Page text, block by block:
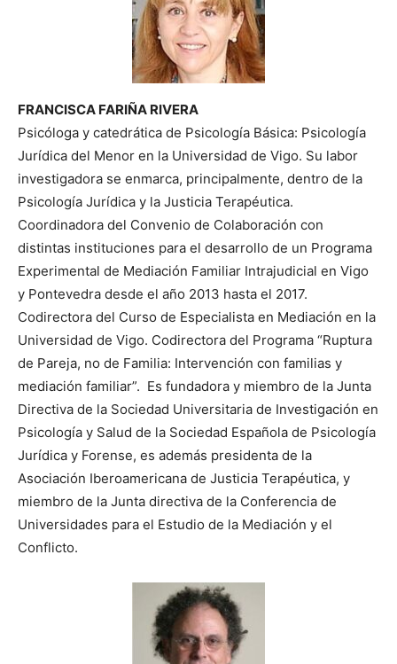
FRANCISCA FARIÑA RIVERA
Psicóloga y catedrática de Psicología Básica: Psicología
Jurídica del Menor en la Universidad de Vigo. Su labor
investigadora se enmarca, principalmente, dentro de la
Psicología Jurídica y la Justicia Terapéutica.
Coordinadora del Convenio de Colaboración con
distintas instituciones para el desarrollo de un Programa
Experimental de Mediación Familiar Intrajudicial en Vigo
y Pontevedra desde el año 2013 hasta el 2017.
Codirectora del Curso de Especialista en Mediación en la
Universidad de Vigo. Codirectora del Programa “Ruptura
de Pareja, no de Familia: Intervención con familias y
mediación familiar”. Es fundadora y miembro de la Junta
Directiva de la Sociedad Universitaria de Investigación en
Psicología y Salud de la Sociedad Española de Psicología
Jurídica y Forense, es además presidenta de la
Asociación Iberoamericana de Justicia Terapéutica, y
miembro de la Junta directiva de la Conferencia de
Universidades para el Estudio de la Mediación y el
Conflicto.